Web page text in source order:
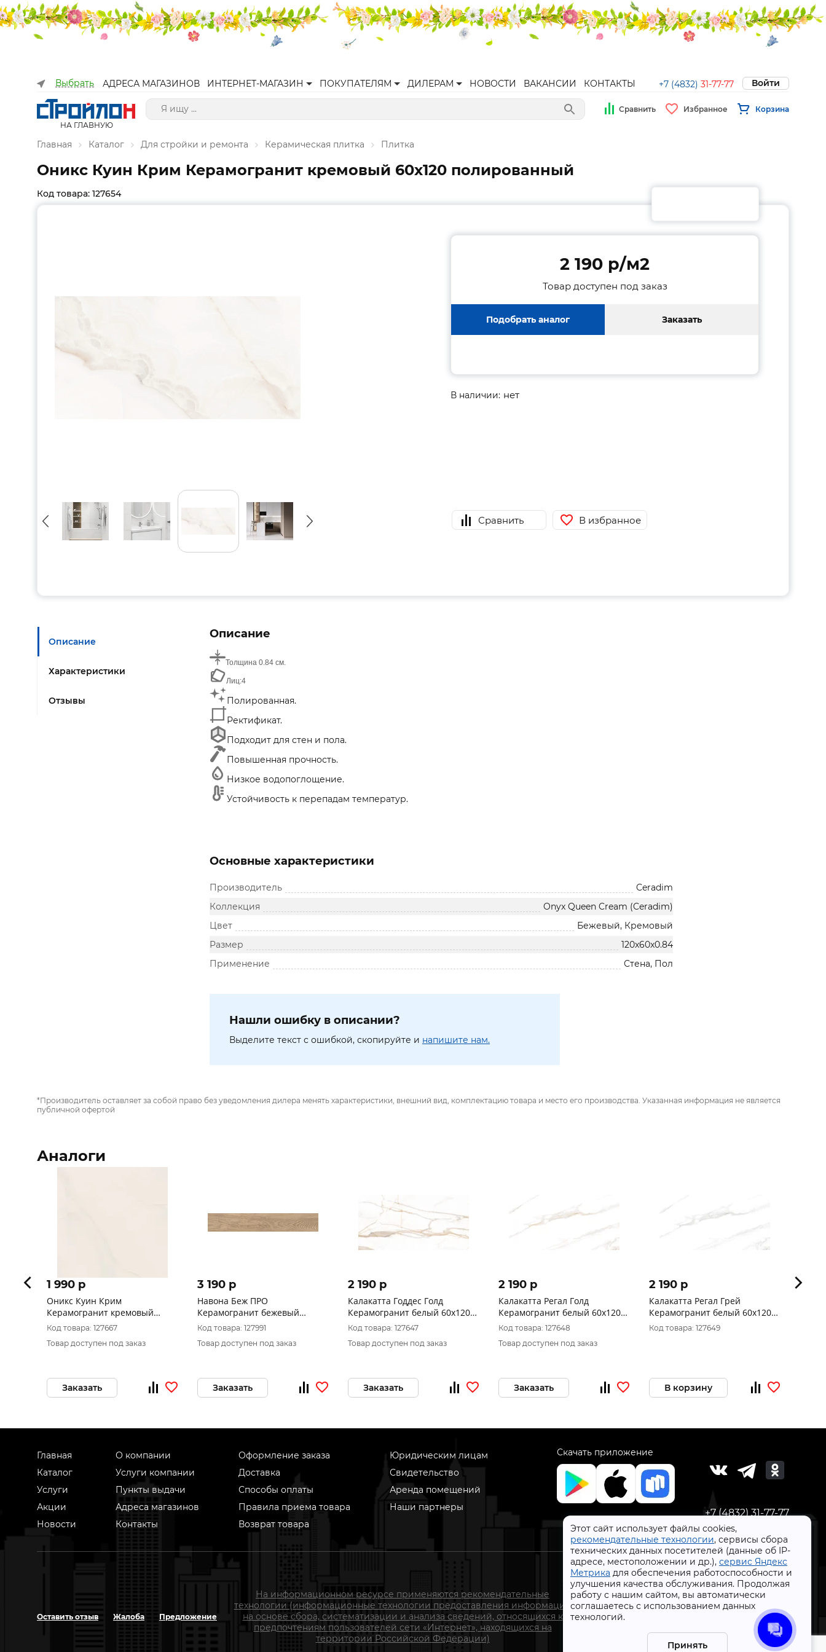
Выбрать АДРЕСА МАГАЗИНОВ ИНТЕРНЕТ-МАГАЗИН ПОКУПАТЕЛЯМ ДИЛЕРАМ НОВОСТИ ВАКАНСИИ КОНТАКТЫ +7 (4832) 31-77-77 Войти
НА ГЛАВНУЮ
Сравнить Избранное Корзина
Главная Каталог Для стройки и ремонта Керамическая плитка Плитка
Этот сайт использует файлы cookies,
рекомендательные технологии, сервисы сбора
технических данных посетителей (данные об IP-
адресе, местоположении и др.), сервис Яндекс
Метрика для обеспечения работоспособности и
улучшения качества обслуживания. Продолжая
работу с нашим сайтом, вы автоматически
соглашаетесь с использованием данных
технологий.
Принять
Оникс Куин Крим Керамогранит кремовый 60х120 полированный
Код товара: 127654
2 190 p/м2
Товар доступен под заказ
Подобрать аналог Заказать
В наличии: нет
Сравнить В избранное
Описание
Характеристики
Отзывы
Описание
Толщина 0.84 см.
Лиц:4
Полированная.
Ректификат.
Подходит для стен и пола.
Повышенная прочность.
Низкое водопоглощение.
Устойчивость к перепадам температур.
Основные характеристики
Производитель
Ceradim
Коллекция
Onyx Queen Cream (Ceradim)
Цвет
Бежевый, Кремовый
Размер
120x60x0.84
Применение
Стена, Пол
Нашли ошибку в описании?
Выделите текст с ошибкой, скопируйте и напишите нам.
*Производитель оставляет за собой право без уведомления дилера менять характеристики, внешний вид, комплектацию товара и место его производства. Указанная информация не является
публичной офертой
Аналоги
1 990 p
Оникс Куин Крим
Керамогранит кремовый
60х60 полированный
Код товара: 127667
Товар доступен под заказ
Заказать
3 190 p
Навона Беж ПРО
Керамогранит бежевый
K948011R0001LPEB 19,7х119,7
матовый структурный R10/A
Код товара: 127991
Товар доступен под заказ
Заказать
2 190 p
Калакатта Годдес Голд
Керамогранит белый 60х120
полированный
Код товара: 127647
Товар доступен под заказ
Заказать
2 190 p
Калакатта Регал Голд
Керамогранит белый 60х120
полированный
Код товара: 127648
Товар доступен под заказ
Заказать
2 190 p
Калакатта Регал Грей
Керамогранит белый 60х120
полированный
Код товара: 127649
В корзину
2
Главная
Каталог
Услуги
Акции
Новости
О компании
Услуги компании
Пункты выдачи
Адреса магазинов
Контакты
Оформление заказа
Доставка
Способы оплаты
Правила приема товара
Возврат товара
Юридическим лицам
Свидетельство
Аренда помещений
Наши партнеры
Скачать приложение
+7 (4832) 31-77-77
Оставить отзыв Жалоба Предложение
На информационном ресурсе применяются рекомендательные
технологии (информационные технологии предоставления информации
на основе сбора, систематизации и анализа сведений, относящихся к
предпочтениям пользователей сети «Интернет», находящихся на
территории Российской Федерации)
СтройлоН 1998-2026 г.
Публичная оферта
Обработка персональных данных
Политика конфиденциальности сервисов Яндекс